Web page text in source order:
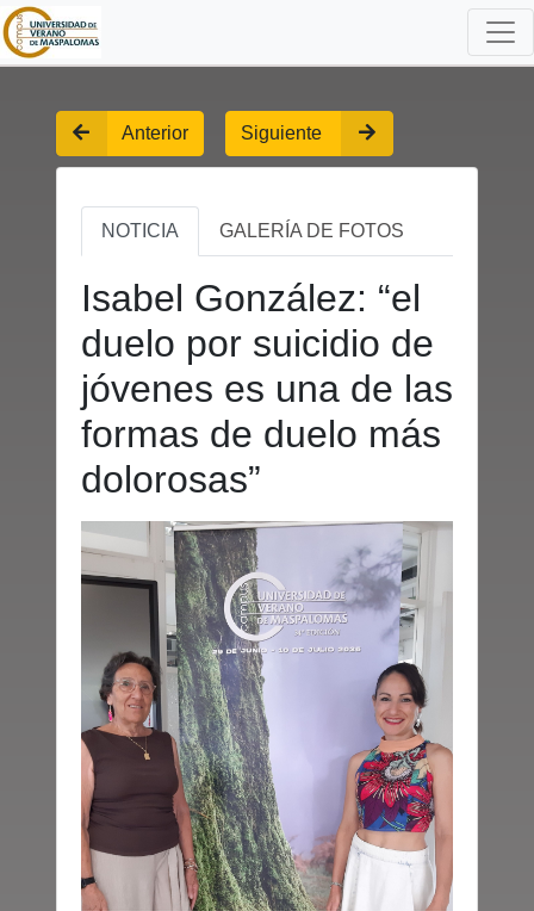
Anterior Siguiente
NOTICIA GALERÍA DE FOTOS
Isabel González: “el
duelo por suicidio de
jóvenes es una de las
formas de duelo más
dolorosas”